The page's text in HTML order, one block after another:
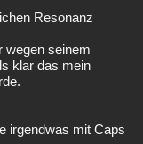
Resonanz
wegen seinem
klar das mein
irgendwas mit Caps